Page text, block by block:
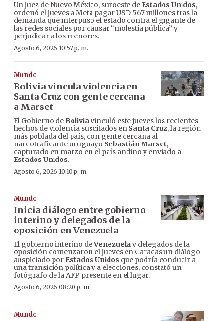
Un juez de Nuevo México, suroeste de Estados Unidos,
ordenó el jueves a Meta pagar USD 567 millones tras la
demanda que interpuso el estado contra el gigante de
las redes sociales por causar “molestia pública” y
perjudicar a los menores.
Agosto 6, 2026 10:57 p. m.
Mundo
Bolivia vincula violencia en
Santa Cruz con gente cercana
a Marset
El Gobierno de Boliviavinculó este jueves los recientes
hechos de violencia suscitados en Santa Cruz, la región
más poblada del país, con gente cercana al
narcotraficante uruguayo Sebastián Marset,
capturado en marzo en el país andino y enviado a
Estados Unidos.
Agosto 6, 2026 10:10 p. m.
Mundo
Inicia diálogo entre gobierno
interino y delegados de la
oposición en Venezuela
El gobierno interino deVenezuelay delegados de la
oposición comenzaron el jueves en Caracas un diálogo
auspiciado por Estados Unidos que podría conducir a
una transición política y a elecciones, constató un
fotógrafo de la AFP presente en el lugar.
Agosto 6, 2026 08:20 p. m.
Mundo